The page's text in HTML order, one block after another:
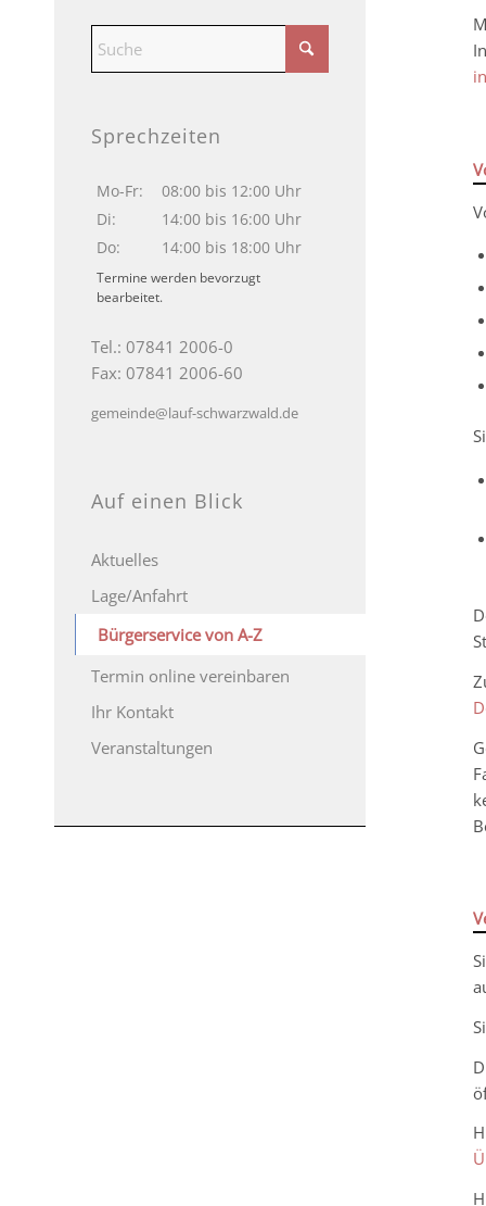
Sprechzeiten
Mo-Fr:
08:00 bis 12:00 Uhr
Di:
14:00 bis 16:00 Uhr
Do:
14:00 bis 18:00 Uhr
Termine werden bevorzugt
bearbeitet.
Tel.: 07841 2006-0
Fax: 07841 2006-60
gemeinde@lauf-schwarzwald.de
Auf einen Blick
Aktuelles
Lage/Anfahrt
Bürgerservice von A-Z
Termin online vereinbaren
Ihr Kontakt
Veranstaltungen